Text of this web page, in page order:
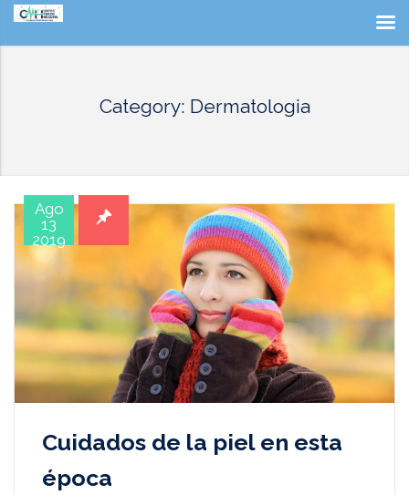
Category: Dermatologia
Ago
13
2019
Cuidados de la piel en esta
época